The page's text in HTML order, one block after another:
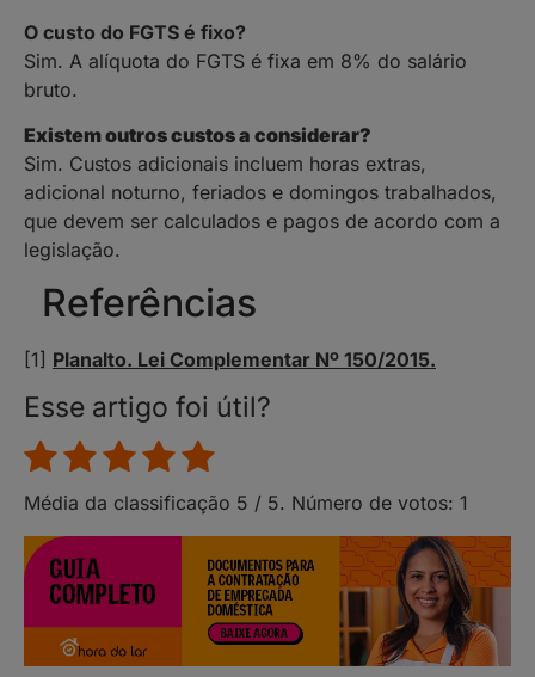
O custo do FGTS é fixo?
Sim. A alíquota do FGTS é fixa em 8% do salário
bruto.
Existem outros custos a considerar?
Sim. Custos adicionais incluem horas extras,
adicional noturno, feriados e domingos trabalhados,
que devem ser calculados e pagos de acordo com a
legislação.
Referências
[1] Planalto. Lei Complementar Nº 150/2015.
Esse artigo foi útil?
Média da classificação 5 / 5. Número de votos: 1